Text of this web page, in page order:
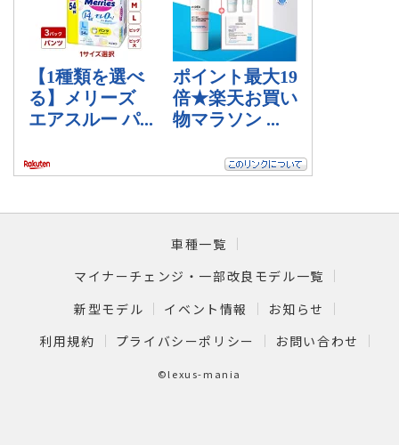
車種一覧
マイナーチェンジ・一部改良モデル一覧
新型モデル
イベント情報
お知らせ
利用規約
プライバシーポリシー お問い合わせ
©lexus-mania